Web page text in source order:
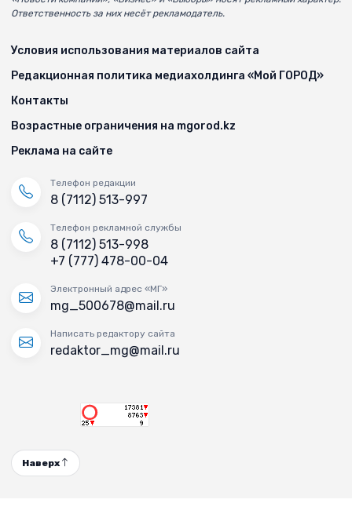
Ответственность за них несёт рекламодатель.
Условия использования материалов сайта
Редакционная политика медиахолдинга «Мой ГОРОД»
Контакты
Возрастные ограничения на mgorod.kz
Реклама на сайте
Телефон редакции
8 (7112) 513-997
Телефон рекламной службы
8 (7112) 513-998
+7 (777) 478-00-04
Электронный адрес «МГ»
mg_500678@mail.ru
Написать редактору сайта
redaktor_mg@mail.ru
Наверх